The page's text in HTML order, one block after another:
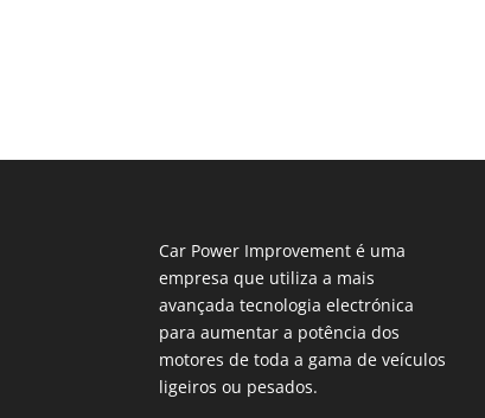
Car Power Improvement é uma
empresa que utiliza a mais
avançada tecnologia electrónica
para aumentar a potência dos
motores de toda a gama de veículos
ligeiros ou pesados.